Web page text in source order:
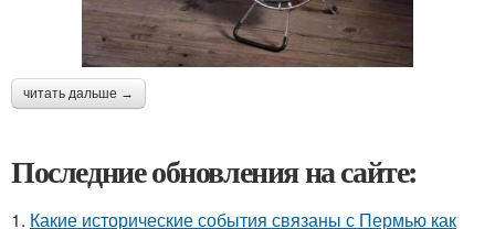
читать дальше →
Последние обновления на сайте:
1. Какие исторические события связаны с Пермью как